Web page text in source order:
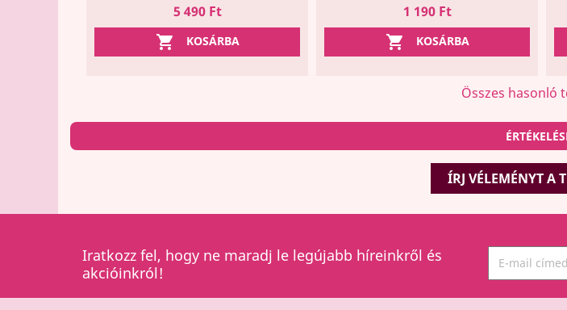
Ár
5 490 Ft
 KOSÁRBA
Ár
1 190 Ft
 KOSÁRBA
Összes hasonló
ÍRJ VÉLEMÉNYT A
Iratkozz fel, hogy ne maradj le legújabb híreinkről és
akcióinkról!